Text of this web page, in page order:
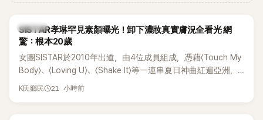
K-POP
SISTAR孝琳罕見素顏曝光！卸下濃妝真實膚況全看光 網
驚：根本20歲
女團SISTAR於2010年出道，由4位成員組成，憑藉〈Touch My
Body〉、〈Loving U〉、〈Shake It〉等一連串夏日神曲紅遍亞洲，
獲封「夏日女王」。不過，團體在出道滿7年後宣布解散，成員各
K氏鄉民 21 小時前